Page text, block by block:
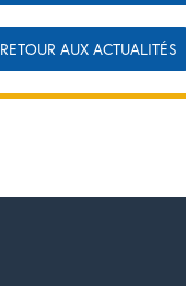
RETOUR AUX ACTUALITÉS